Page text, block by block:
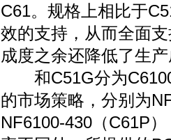
C61。规格上相比于
效的支持，从而全面
成度之余还降低了生
和C51G分为C6100
的市场策略，分别为
NF6100-430（C61P